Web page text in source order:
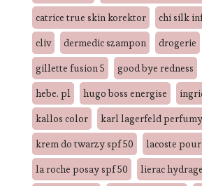
catrice true skin korektor
chi silk
cliv
dermedic szampon drogerie
gillette fusion 5
good bye redness
hebe. pl
hugo boss energise
kallos color
karl lagerfeld perfumy
krem do twarzy spf 50
lacoste
la roche posay spf 50
lierac